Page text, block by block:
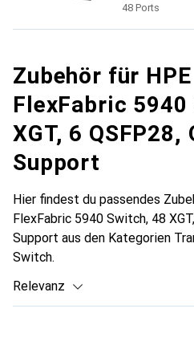
48 Ports
Zubehör für HPE
FlexFabric
XGT, 6 QSFP28,
Support
Hier findest du passendes
FlexFabric 5940 Switch, 48
Support aus den Kategorien
Switch.
Relevanz